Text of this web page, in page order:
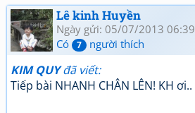
Lê kinh Huyền
Ngày gửi: 05/07/2013 06:39
Có
7 người thích
KIM QUYđã viết:
Tiếp bài NHANH CHÂN LÊN! KH ơi..